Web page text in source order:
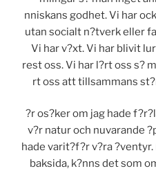
nniskans godhet. Vi har
utan socialt n?tverk eller
Vi har v?xt. Vi har blivit
rest oss. Vi har l?rt oss s?
rt oss att tillsammans
?r os?ker om jag hade
v?r natur och nuvarande
hade varit?f?r v?ra
baksida, k?nns det som